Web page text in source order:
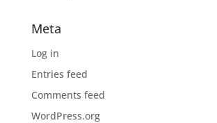
Meta
Log in
Entries feed
Comments feed
WordPress.org